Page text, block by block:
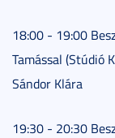
18:00 - 19:00
Tamással (Stúdió
Sándor Klára
19:30 - 20:30